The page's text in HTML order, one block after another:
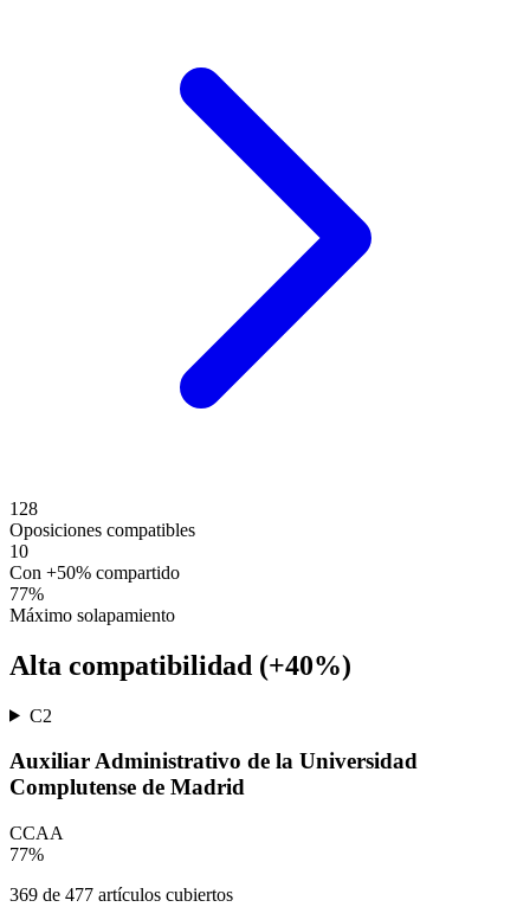
128
Oposiciones compatibles
10
Con +50% compartido
77%
Máximo solapamiento
Alta compatibilidad (+40%)
C2
Auxiliar Administrativo de la Universidad
Complutense de Madrid
CCAA
77%
369 de 477 artículos cubiertos